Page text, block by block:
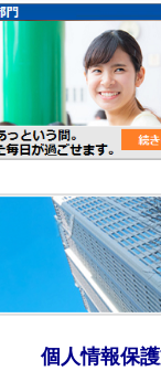
個人情報保